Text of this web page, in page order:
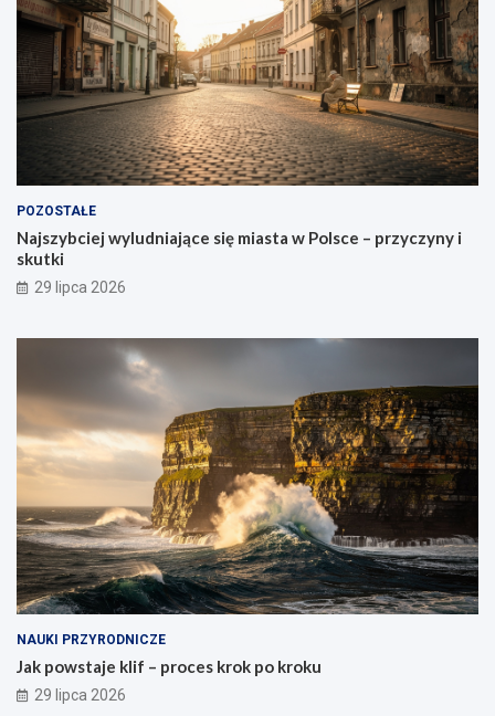
POZOSTAŁE
Najszybciej wyludniające się miasta w Polsce – przyczyny i
skutki
29 lipca 2026
NAUKI PRZYRODNICZE
Jak powstaje klif – proces krok po kroku
29 lipca 2026